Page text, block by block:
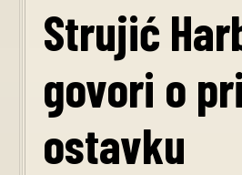
Strujić
govori o
ostavku